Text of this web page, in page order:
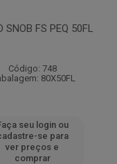
SNOB FS PEQ 50FL
Código: 748
80X50FL
seu login ou
se para
ver preços e
comprar